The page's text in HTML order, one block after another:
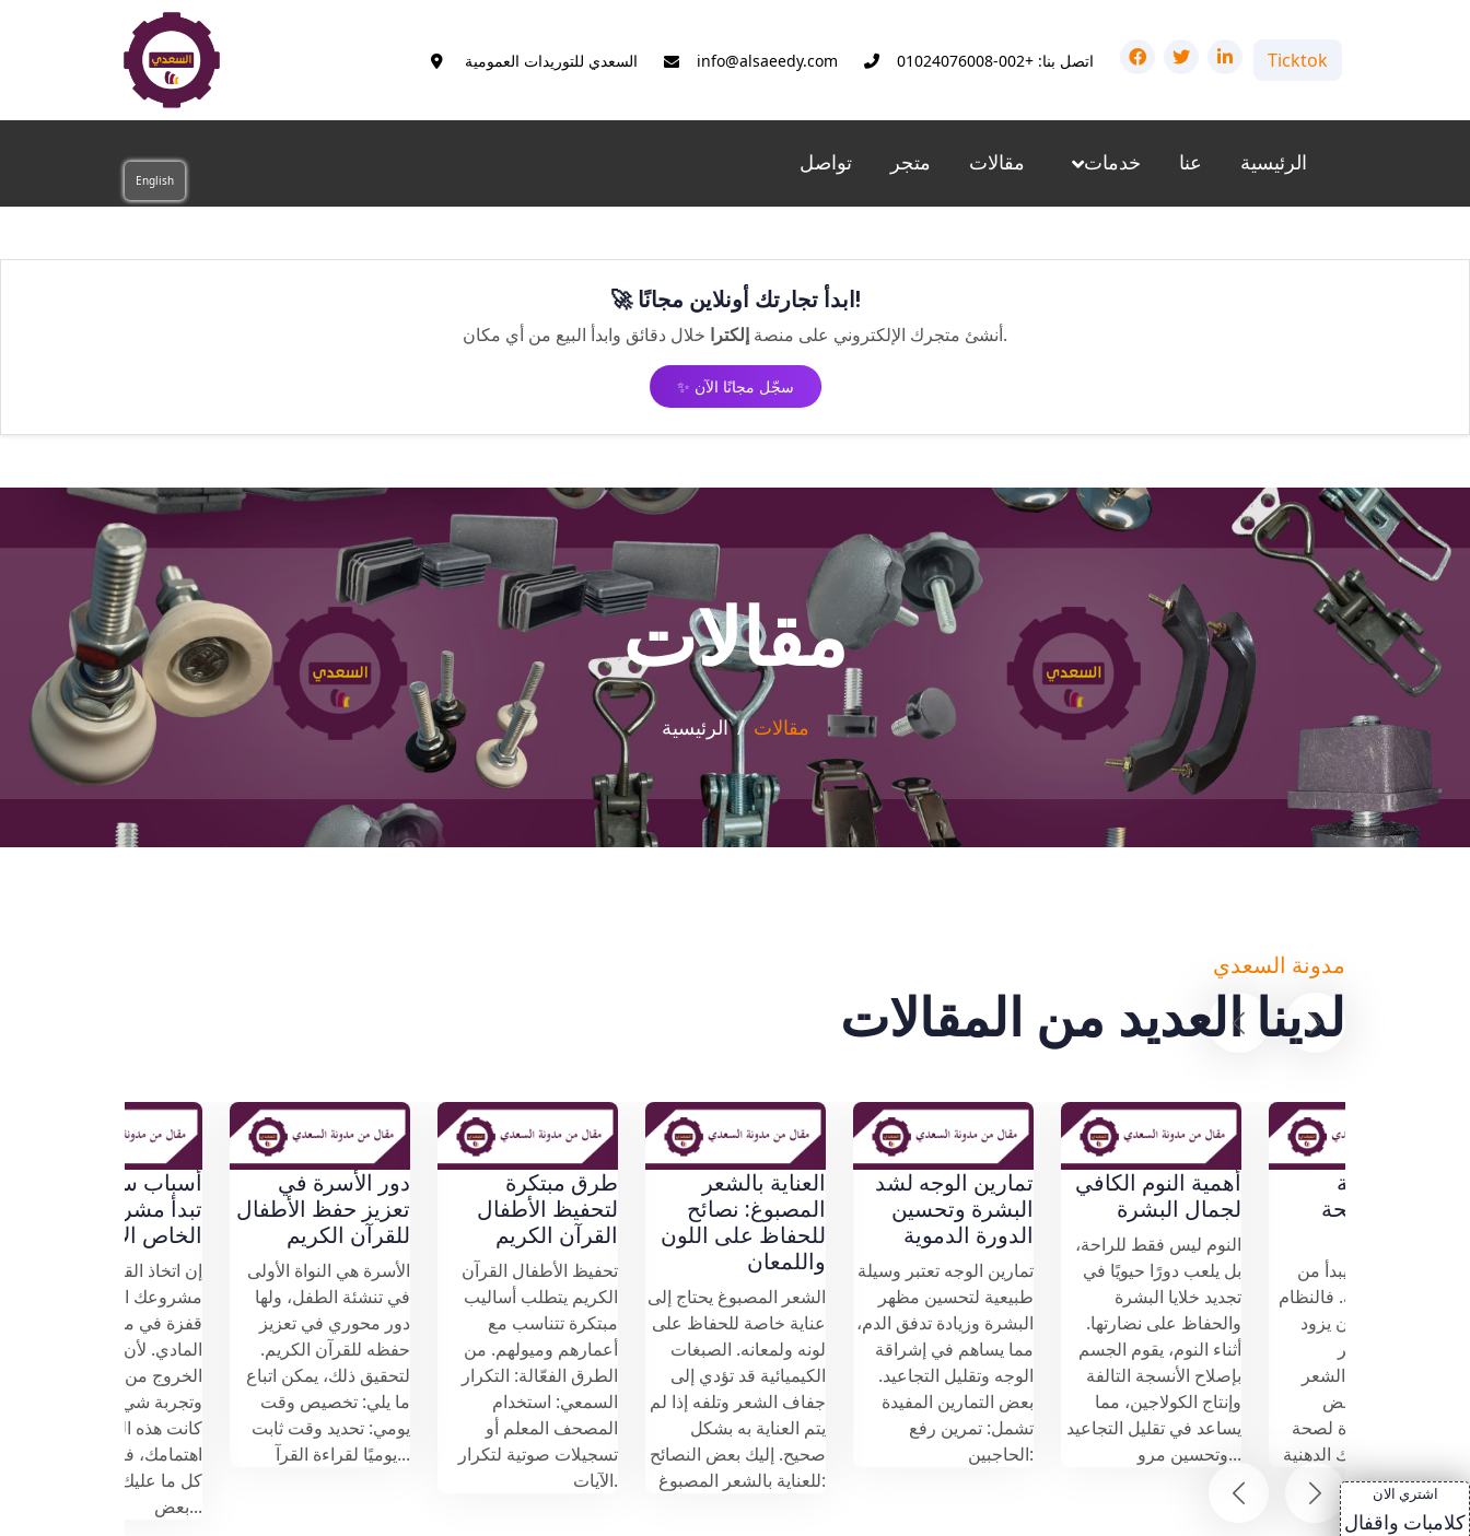
اشتري الان
كلامبات واقفال
السعدي للتوريدات العمومية info@alsaeedy.com اتصل بنا: +002-01024076008 Ticktok
الرئيسية عنا خدمات مقالات متجر تواصل
English
🚀 ابدأ تجارتك أونلاين مجانًا!
أنشئ متجرك الإلكتروني على منصة إلكترا خلال دقائق وابدأ البيع من أي مكان.
✨ سجّل مجانًا الآن
مقالات
الرئيسية مقالات
مدونة السعدي
لدينا العديد من المقالات
تبدأ مشروعك
الخاص الآن
إن اتخاذ القرار
مشروعك الخاص
قفزة في مستقبلك
المادي. لأن الأمر
الخروج من منطقة
وتجربة شيء جديد.
كانت هذه الفكرة
اهتمامك، فماذا
كل ما عليك فعله
دور الأسرة في
تعزيز حفظ الأطفال
للقرآن الكريم
الأسرة هي النواة الأولى
في تنشئة الطفل، ولها
دور محوري في تعزيز
حفظه للقرآن الكريم.
لتحقيق ذلك، يمكن اتباع
ما يلي: تخصيص وقت
يومي: تحديد وقت ثابت
يوميًا لقراءة القرآ...
طرق مبتكرة
لتحفيظ الأطفال
القرآن الكريم
تحفيظ الأطفال القرآن
الكريم يتطلب أساليب
مبتكرة تتناسب مع
أعمارهم وميولهم. من
الطرق الفعّالة: التكرار
السمعي: استخدام
المصحف المعلم أو
تسجيلات صوتية لتكرار
العناية بالشعر
المصبوغ: نصائح
للحفاظ على اللون
واللمعان
الشعر المصبوغ يحتاج إلى
عناية خاصة للحفاظ على
لونه ولمعانه. الصبغات
الكيميائية قد تؤدي إلى
جفاف الشعر وتلفه إذا لم
يتم العناية به بشكل
صحيح. إليك بعض النصائح
للعناية بالشعر المصبوغ:
تمارين الوجه لشد
البشرة وتحسين
الدورة الدموية
تمارين الوجه تعتبر وسيلة
طبيعية لتحسين مظهر
البشرة وزيادة تدفق الدم،
مما يساهم في إشراقة
الوجه وتقليل التجاعيد.
بعض التمارين المفيدة
تشمل: تمرين رفع
أهمية النوم الكافي
لجمال البشرة
النوم ليس فقط للراحة،
بل يلعب دورًا حيويًا في
تجديد خلايا البشرة
والحفاظ على نضارتها.
أثناء النوم، يقوم الجسم
بإصلاح الأنسجة التالفة
وإنتاج الكولاجين، مما
يساعد في تقليل التجاعيد
وتحسين مرو...
فوائد التغذية
السليمة لصحة
الشعر الصحي يبدأ من
التغذية السليمة. فالنظام
الغذائي المتوازن يزود
الجسم بالعناصر
الضرورية لنمو الشعر
وتقويته. إليك بعض
الأطعمة المفيدة لصحة